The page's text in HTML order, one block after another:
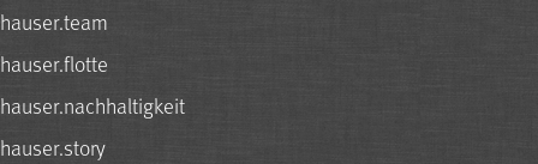
hauser.team
hauser.flotte
hauser.nachhaltigkeit
hauser.story